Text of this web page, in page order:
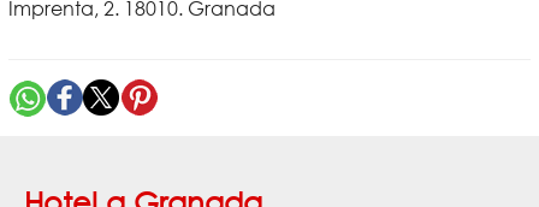
Imprenta, 2. 18010. Granada